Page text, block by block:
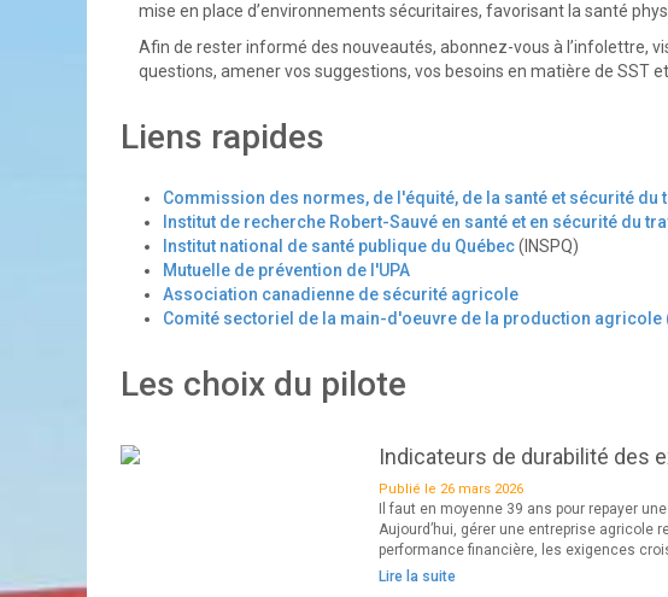
mise en place d’environnements sécuritaires, favorisant la santé
Afin de rester informé des nouveautés, abonnez-vous à l’infolettre,
questions, amener vos suggestions, vos besoins en matière de SST
Liens rapides
Commission des normes, de l'équité, de la santé et sécurité du
Institut de recherche Robert-Sauvé en santé et en sécurité du
Institut national de santé publique du Québec(INSPQ)
Mutuelle de prévention de l'UPA
Association canadienne de sécurité agricole
Comité sectoriel de la main-d'oeuvre de la production agricole
Les choix du pilote
Indicateurs de durabilité des
Publié le 26 mars 2026
Il faut en moyenne 39 ans pour repayer
Aujourd’hui, gérer une entreprise agricole
performance financière, les exigences
Lire la suite